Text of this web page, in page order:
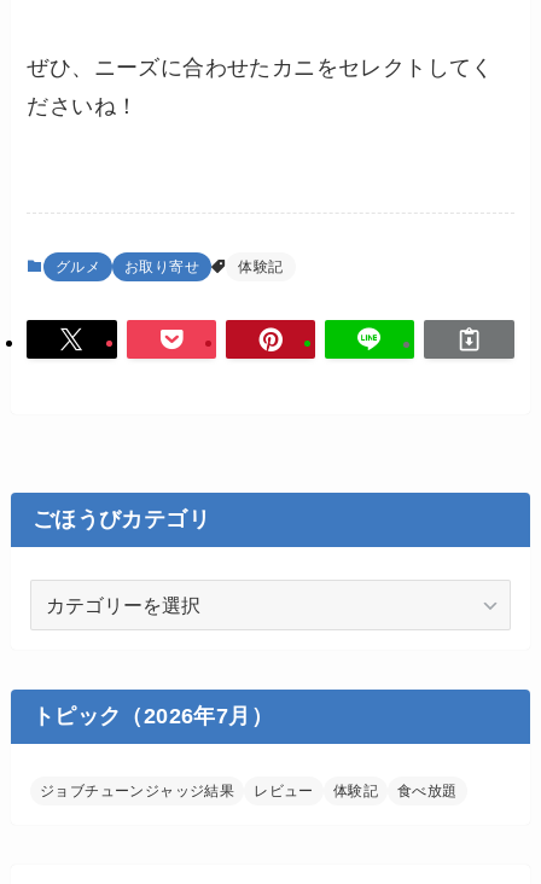
ぜひ、ニーズに合わせたカニをセレクトしてく
ださいね！
グルメ お取り寄せ 体験記
ごほうびカテゴリ
カ
テ
リ
トピック（2026年7月）
ジョブチューンジャッジ結果 レビュー 体験記 食べ放題